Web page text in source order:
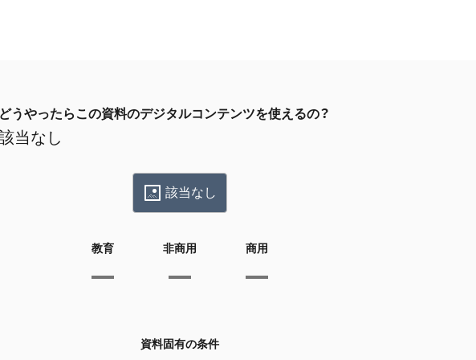
どうやったらこの資料のデジタルコンテンツを使えるの？
当なし
該当なし
教育 非商用 商用
資料固有の条件